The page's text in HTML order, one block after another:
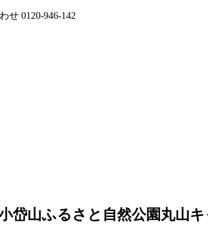
せ 0120-946-142
岱山ふるさと自然公園丸山